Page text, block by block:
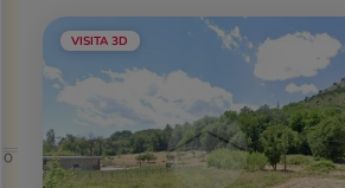
VISITA 3D